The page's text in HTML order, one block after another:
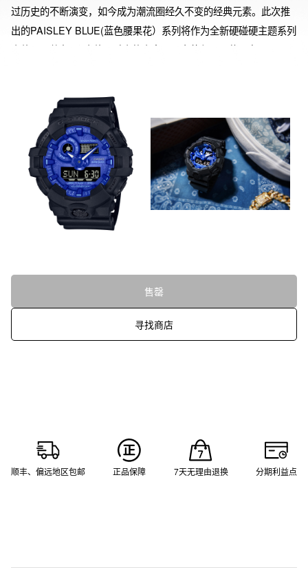
过历史的不断演变，如今成为潮流圈经久不变的经典元素。此次推
出的PAISLEY BLUE(蓝色腰果花）系列将作为全新硬碰硬主题系列
表款，一共有5个表款。手表的表盘呈现出蓝色腰果花图案。
售罄
寻找商店
顺丰、偏远地区包邮 正品保障 7天无理由退换 分期利益点